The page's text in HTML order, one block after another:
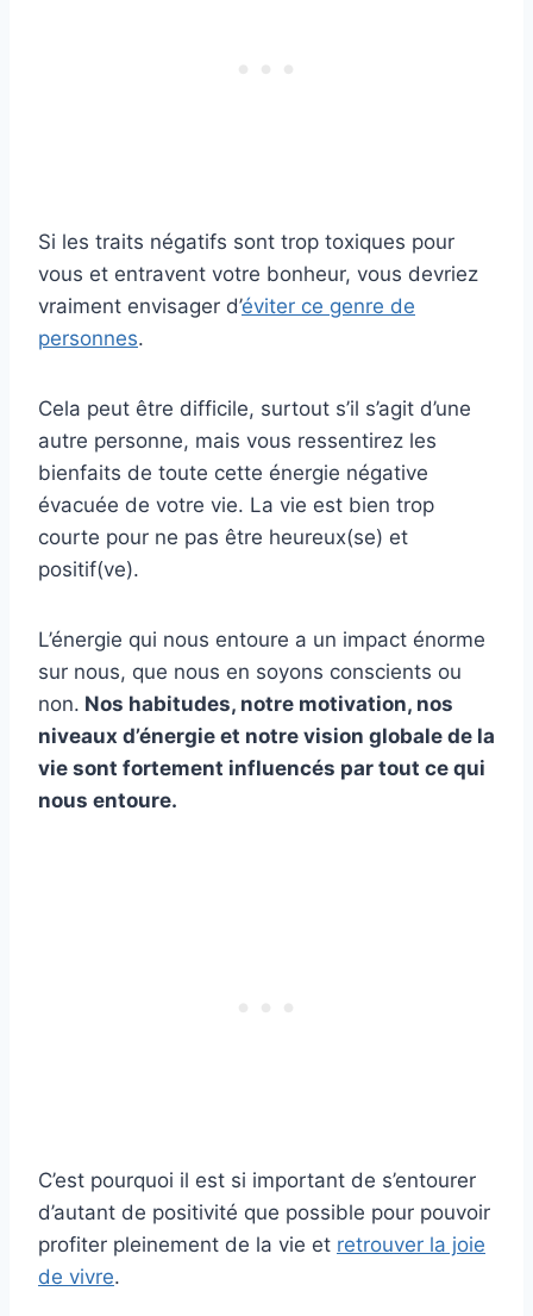
Si les traits négatifs sont trop toxiques pour
vous et entravent votre bonheur, vous devriez
vraiment envisager d’éviter ce genre de
personnes.
Cela peut être difficile, surtout s’il s’agit d’une
autre personne, mais vous ressentirez les
bienfaits de toute cette énergie négative
évacuée de votre vie. La vie est bien trop
courte pour ne pas être heureux(se) et
positif(ve).
L’énergie qui nous entoure a un impact énorme
sur nous, que nous en soyons conscients ou
non. Nos habitudes, notre motivation, nos
niveaux d’énergie et notre vision globale de la
vie sont fortement influencés par tout ce qui
nous entoure.
C’est pourquoi il est si important de s’entourer
d’autant de positivité que possible pour pouvoir
profiter pleinement de la vie et retrouver la joie
de vivre.